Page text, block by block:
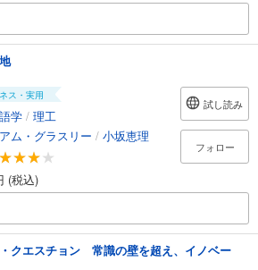
ス・実用
学 / 理工
ム・グラスリー / 小坂恵理
(税込)
試し読み
フォロー
クエスチョン 常識の壁を超え、イノベー